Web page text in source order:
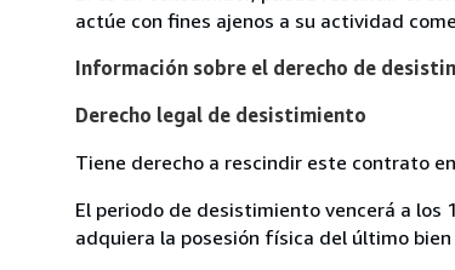
actúe con fines ajenos a su actividad
Información sobre el derecho de
Derecho legal de desistimiento
Tiene derecho a rescindir este contrato
El periodo de desistimiento vencerá a
adquiera la posesión física del último